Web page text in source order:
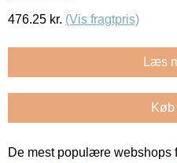
476.25 kr. (Vis fragtpris)
Læs
Køb
De mest populære webshops